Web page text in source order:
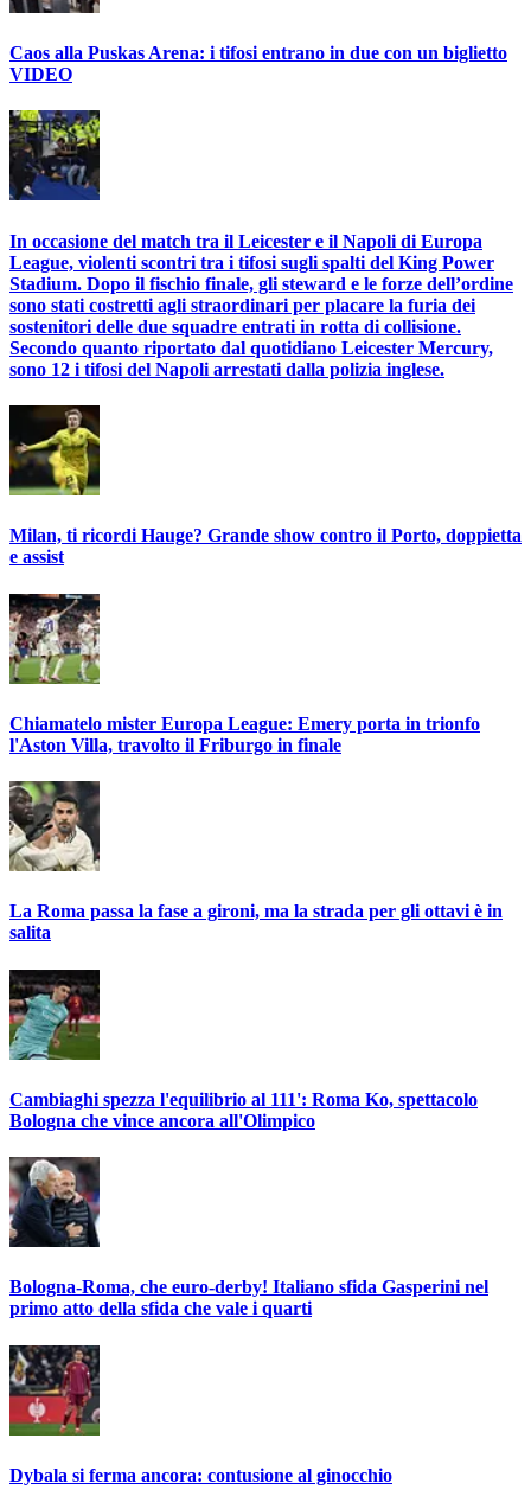
Caos alla Puskas Arena: i tifosi entrano in due con un biglietto
VIDEO
In occasione del match tra il Leicester e il Napoli di Europa
League, violenti scontri tra i tifosi sugli spalti del King Power
Stadium. Dopo il fischio finale, gli steward e le forze dell’ordine
sono stati costretti agli straordinari per placare la furia dei
sostenitori delle due squadre entrati in rotta di collisione.
Secondo quanto riportato dal quotidiano Leicester Mercury,
sono 12 i tifosi del Napoli arrestati dalla polizia inglese.
Milan, ti ricordi Hauge? Grande show contro il Porto, doppietta
e assist
Chiamatelo mister Europa League: Emery porta in trionfo
l'Aston Villa, travolto il Friburgo in finale
La Roma passa la fase a gironi, ma la strada per gli ottavi è in
salita
Cambiaghi spezza l'equilibrio al 111': Roma Ko, spettacolo
Bologna che vince ancora all'Olimpico
Bologna-Roma, che euro-derby! Italiano sfida Gasperini nel
primo atto della sfida che vale i quarti
Dybala si ferma ancora: contusione al ginocchio